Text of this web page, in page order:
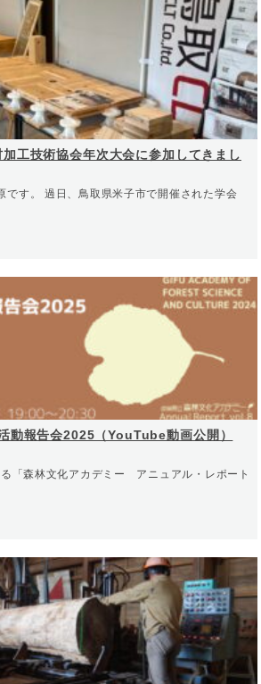
加工技術協会年次大会に参加してきまし
です。 過日、鳥取県米子市で開催された学会
動報告会2025（YouTube動画公開）
「森林文化アカデミー アニュアル・レポート